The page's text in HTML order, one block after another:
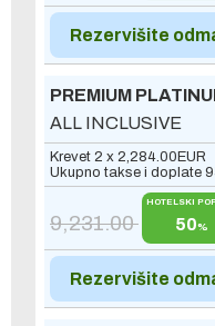
Rezervišite
PREMIUM
ALL INCLUSIVE
Krevet 2 x 2,284.00EUR
Ukupno takse i doplate
9,231.00
HOTELSKI
50%
Rezervišite